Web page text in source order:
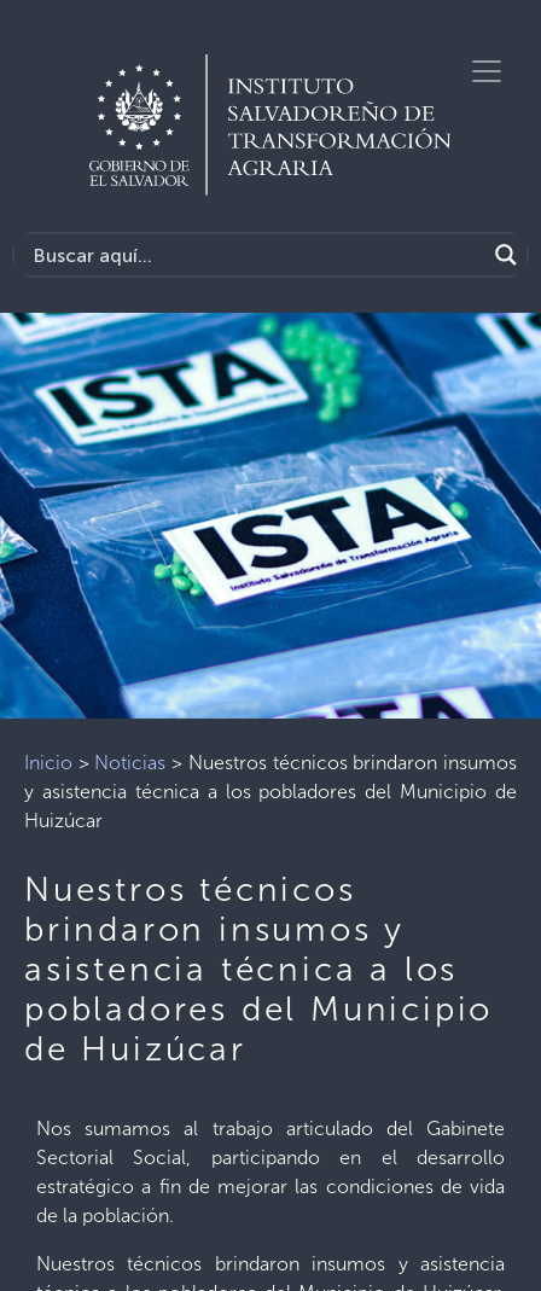
Inicio > Noticias > Nuestros técnicos brindaron insumos
y asistencia técnica a los pobladores del Municipio de
Huizúcar
Nuestros técnicos
brindaron insumos y
asistencia técnica a los
pobladores del Municipio
de Huizúcar
Nos sumamos al trabajo articulado del Gabinete
Sectorial Social, participando en el desarrollo
estratégico a fin de mejorar las condiciones de vida
de la población.
Nuestros técnicos brindaron insumos y asistencia